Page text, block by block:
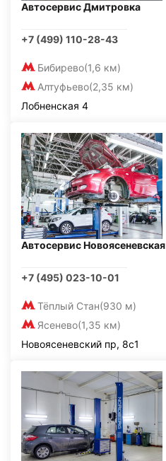
Автосервис Дмитровка
+7 (499) 110-28-43
Бибирево(1,6 км)
Алтуфьево(2,35 км)
Лобненская 4
Автосервис Новоясеневская
+7 (495) 023-10-01
Тёплый Стан(930 м)
Ясенево(1,35 км)
Новоясеневский пр, 8с1